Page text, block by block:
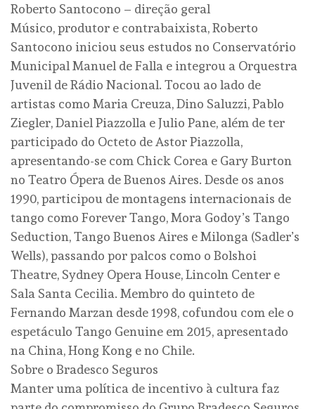
Roberto Santocono – direção geral
Músico, produtor e contrabaixista, Roberto
Santocono iniciou seus estudos no Conservatório
Municipal Manuel de Falla e integrou a Orquestra
Juvenil de Rádio Nacional. Tocou ao lado de
artistas como Maria Creuza, Dino Saluzzi, Pablo
Ziegler, Daniel Piazzolla e Julio Pane, além de ter
participado do Octeto de Astor Piazzolla,
apresentando-se com Chick Corea e Gary Burton
no Teatro Ópera de Buenos Aires. Desde os anos
1990, participou de montagens internacionais de
tango como Forever Tango, Mora Godoy’s Tango
Seduction, Tango Buenos Aires e Milonga (Sadler’s
Wells), passando por palcos como o Bolshoi
Theatre, Sydney Opera House, Lincoln Center e
Sala Santa Cecilia. Membro do quinteto de
Fernando Marzan desde 1998, cofundou com ele o
espetáculo Tango Genuine em 2015, apresentado
na China, Hong Kong e no Chile.
Sobre o Bradesco Seguros
Manter uma política de incentivo à cultura faz